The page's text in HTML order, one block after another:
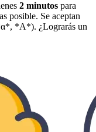
2 minutos para
posible. Se aceptan
*Α*). ¿Lograrás un